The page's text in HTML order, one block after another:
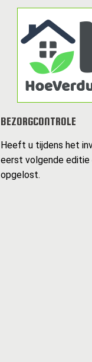
BEZORGCONTROLE
Heeft u tijdens het
eerst volgende editie
opgelost.